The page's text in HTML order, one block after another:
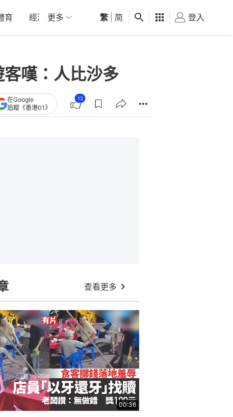
育 經濟 01深圳 觀點 健康 好食玩飛
更多 繁 简 登入
嘆：人比沙多
在Google
追蹤《香港01》
12
查看更多
00:36